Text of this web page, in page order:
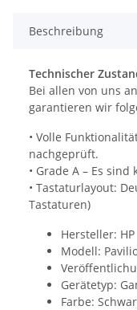
Beschreibung
Technischer
Bei allen von uns
garantieren wir
• Volle
nachgeprüft.
• Grade A – Es
• Tastaturlayout:
Tastaturen)
Hersteller: HP
Modell:
Gerätetyp:
Farbe: